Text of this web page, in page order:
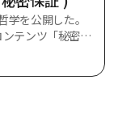
を公開した。
テンツ「秘密保
る」、「担保
て貸した」と